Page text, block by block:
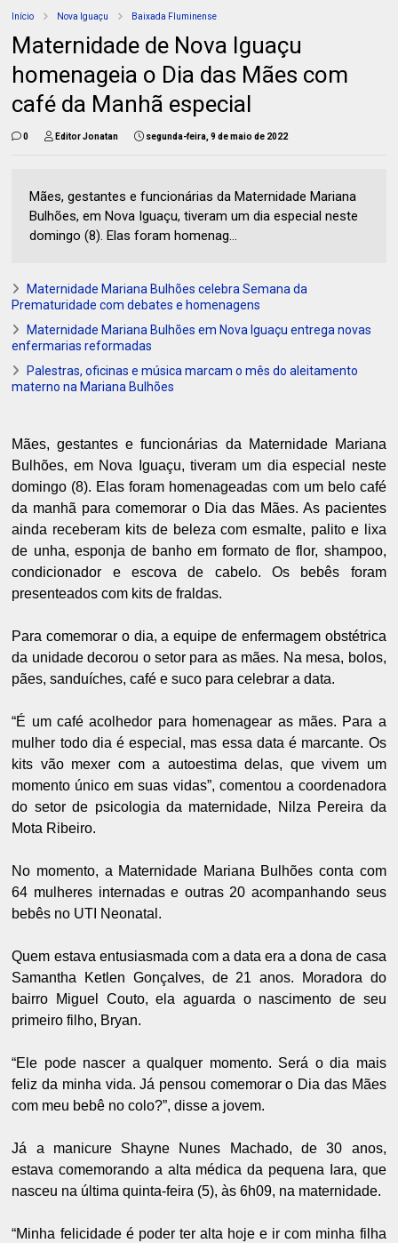
Início Nova Iguaçu Baixada Fluminense
Maternidade de Nova Iguaçu
homenageia o Dia das Mães com
café da Manhã especial
0 Editor Jonatan segunda-feira, 9 de maio de 2022
Mães, gestantes e funcionárias da Maternidade Mariana
Bulhões, em Nova Iguaçu, tiveram um dia especial neste
domingo (8). Elas foram homenag...
Maternidade Mariana Bulhões celebra Semana da
Prematuridade com debates e homenagens
Maternidade Mariana Bulhões em Nova Iguaçu entrega novas
enfermarias reformadas
Palestras, oficinas e música marcam o mês do aleitamento
materno na Mariana Bulhões
Mães, gestantes e funcionárias da Maternidade Mariana
Bulhões, em Nova Iguaçu, tiveram um dia especial neste
domingo (8). Elas foram homenageadas com um belo café
da manhã para comemorar o Dia das Mães. As pacientes
ainda receberam kits de beleza com esmalte, palito e lixa
de unha, esponja de banho em formato de flor, shampoo,
condicionador e escova de cabelo. Os bebês foram
presenteados com kits de fraldas.
Para comemorar o dia, a equipe de enfermagem obstétrica
da unidade decorou o setor para as mães. Na mesa, bolos,
pães, sanduíches, café e suco para celebrar a data.
“É um café acolhedor para homenagear as mães. Para a
mulher todo dia é especial, mas essa data é marcante. Os
kits vão mexer com a autoestima delas, que vivem um
momento único em suas vidas”, comentou a coordenadora
do setor de psicologia da maternidade, Nilza Pereira da
Mota Ribeiro.
No momento, a Maternidade Mariana Bulhões conta com
64 mulheres internadas e outras 20 acompanhando seus
bebês no UTI Neonatal.
Quem estava entusiasmada com a data era a dona de casa
Samantha Ketlen Gonçalves, de 21 anos. Moradora do
bairro Miguel Couto, ela aguarda o nascimento de seu
primeiro filho, Bryan.
“Ele pode nascer a qualquer momento. Será o dia mais
feliz da minha vida. Já pensou comemorar o Dia das Mães
com meu bebê no colo?”, disse a jovem.
Já a manicure Shayne Nunes Machado, de 30 anos,
estava comemorando a alta médica da pequena Iara, que
nasceu na última quinta-feira (5), às 6h09, na maternidade.
“Minha felicidade é poder ter alta hoje e ir com minha filha